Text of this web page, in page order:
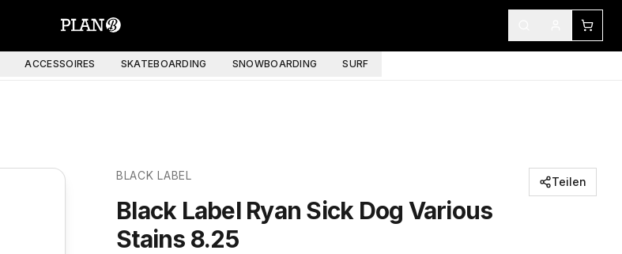
ACCESSOIRES SKATEBOARDING SNOWBOARDING SURF
BLACK LABEL
Black Label Ryan Sick Dog Various
Stains 8.25
Teilen